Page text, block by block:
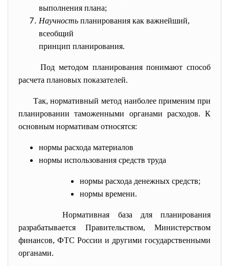
выполнения плана;
Научность планирования как важнейший,
всеобщий
принцип планирования.
Под методом планирования понимают способ
расчета плановых показателей.
Так, нормативный метод наиболее применим при
планировании таможенными органами расходов. К
основным нормативам относятся:
нормы расхода материалов
нормы использования средств труда
нормы расхода денежных средств;
нормы времени.
Нормативная база для планирования
разрабатывается Правительством, Министерством
финансов, ФТС России и другими государственными
органами.